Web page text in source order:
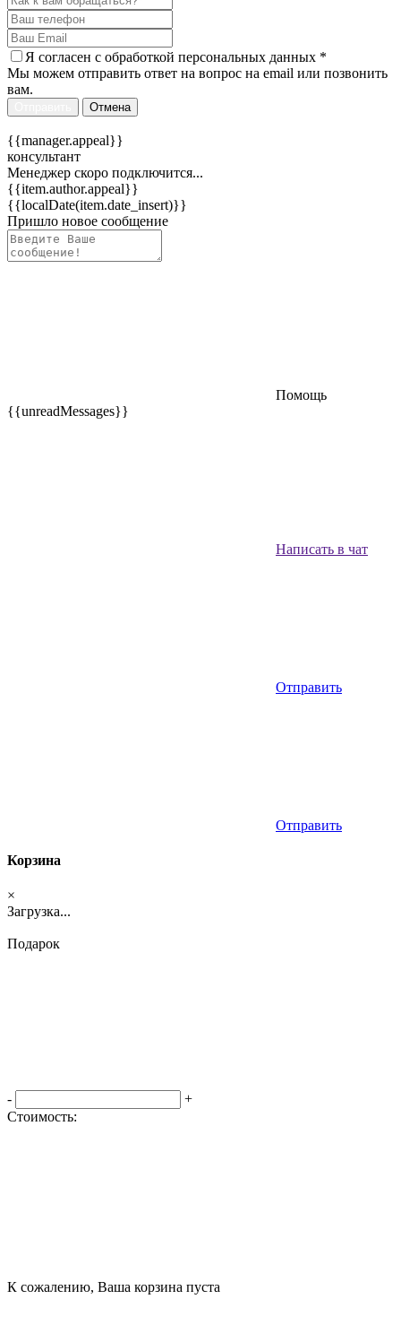
Я согласен c обработкой персональных данных *
Мы можем отправить ответ на вопрос на email или позвонить
вам.
Отмена
{{manager.appeal}}
консультант
Менеджер скоро подключится...
{{item.author.appeal}}
{{localDate(item.date_insert)}}
Пришло новое сообщение
Помощь
{{unreadMessages}}
Написать в чат
Отправить
Отправить
Корзина
×
Загрузка...
Подарок
-
+
Стоимость:
К сожалению, Ваша корзина пуста